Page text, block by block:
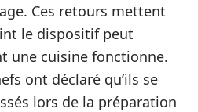
Ces retours mettent
le dispositif peut
une cuisine fonctionne.
ont déclaré qu’ils se
lors de la préparation